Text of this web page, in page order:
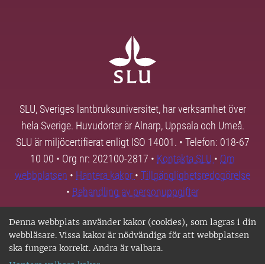
Denna webbplats använder kakor (cookies), som lagras i din
webbläsare. Vissa kakor är nödvändiga för att webbplatsen
ska fungera korrekt. Andra är valbara.
SLU, Sveriges lantbruksuniversitet, har verksamhet över
hela Sverige. Huvudorter är Alnarp, Uppsala och Umeå.
SLU är miljöcertifierat enligt ISO 14001. • Telefon: 018-67
10 00 • Org nr: 202100-2817 • Kontakta SLU • Om
webbplatsen • Hantera kakor • Tillgänglighetsredogörelse
• Behandling av personuppgifter